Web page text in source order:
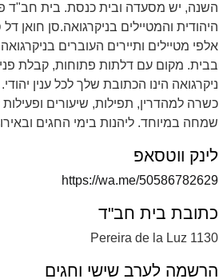
השנה, יש מסעדה ובית כנסת. בית חב"ד
היהודית והמטיילים בניקרגואה.סן חואן
אלפי מטיילים ותיירים העוברים
בבית. מקום עם דלתות פתוחות, קבלת
ניקרגואה הינו הכתובת שלך לכל ענין
כשרה למהדרין, תפילות, שיעורים
שמחה במיוחד. ליהנות בימי החגים
לינק ווטסאפ
https://wa.me/50586782629
כתובת בית חב"ד
Pereira de la Luz 1130
הרשמה לערב שישי וחגים